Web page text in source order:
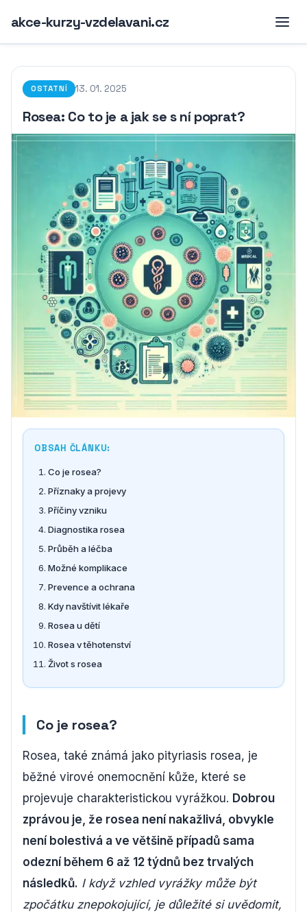
akce-kurzy-vzdelavani.cz
OSTATNÍ 13. 01. 2025
Rosea: Co to je a jak se s ní poprat?
OBSAH ČLÁNKU:
Co je rosea?
Příznaky a projevy
Příčiny vzniku
Diagnostika rosea
Průběh a léčba
Možné komplikace
Prevence a ochrana
Kdy navštívit lékaře
Rosea u dětí
Rosea v těhotenství
Život s rosea
Co je rosea?
Rosea, také známá jako pityriasis rosea, je
běžné virové onemocnění kůže, které se
projevuje charakteristickou vyrážkou. Dobrou
zprávou je, že rosea není nakažlivá, obvykle
není bolestivá a ve většině případů sama
odezní během 6 až 12 týdnů bez trvalých
následků. I když vzhled vyrážky může být
zpočátku znepokojující, je důležité si uvědomit,